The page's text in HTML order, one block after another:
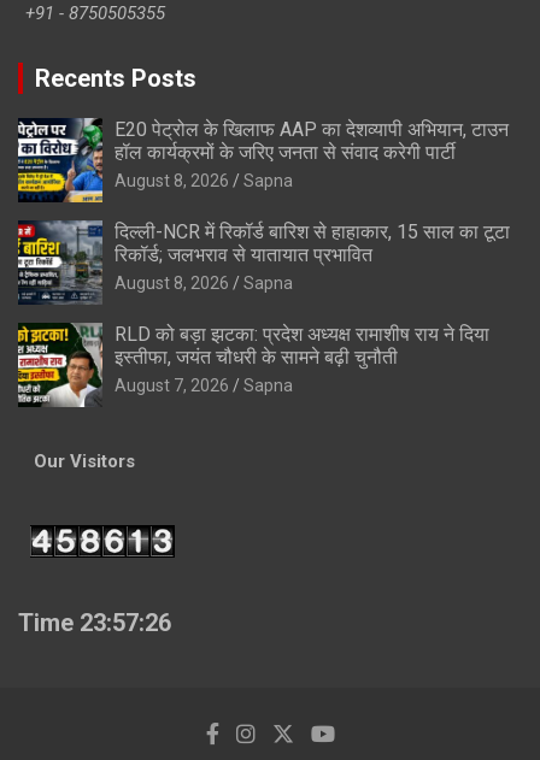
+91 - 8750505355
Recents Posts
E20 पेट्रोल के खिलाफ AAP का देशव्यापी अभियान, टाउन
हॉल कार्यक्रमों के जरिए जनता से संवाद करेगी पार्टी
August 8, 2026 Sapna
दिल्ली-NCR में रिकॉर्ड बारिश से हाहाकार, 15 साल का टूटा
रिकॉर्ड; जलभराव से यातायात प्रभावित
August 8, 2026 Sapna
RLD को बड़ा झटका: प्रदेश अध्यक्ष रामाशीष राय ने दिया
इस्तीफा, जयंत चौधरी के सामने बढ़ी चुनौती
August 7, 2026 Sapna
Our Visitors
Time 23:57:27